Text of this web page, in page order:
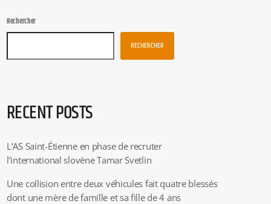
Rechercher
RECHERCHER
RECENT POSTS
L’AS Saint-Étienne en phase de recruter
l’international slovène Tamar Svetlin
Une collision entre deux véhicules fait quatre blessés
dont une mère de famille et sa fille de 4 ans